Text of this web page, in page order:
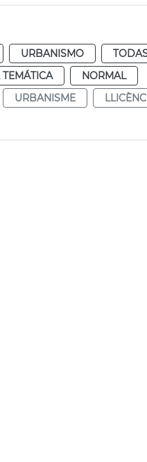
URBANISMO
NORMAL
URBANISME